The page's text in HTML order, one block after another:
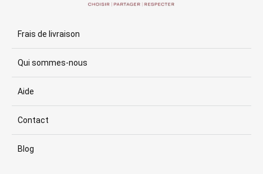
Frais de livraison
Qui sommes-nous
Aide
Contact
Blog